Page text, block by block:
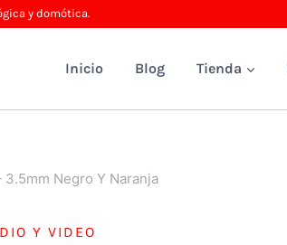
y domótica.
Inicio Blog Tienda
Negro Y Naranja
Y VIDEO